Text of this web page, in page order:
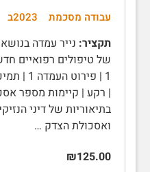
עבודה מסכמת 2023ב
תקציר: נייר עמדה
של טיפולים רפואיים
| רקע | קיימות מספר
בתיאוריות של דיני
ואסכולת הצדק …
₪125.00